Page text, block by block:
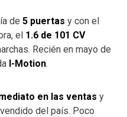
de 5 puertas y con el
el 1.6 de 101 CV
Recién en mayo de
I-Motion.
en las ventas y
del país. Poco